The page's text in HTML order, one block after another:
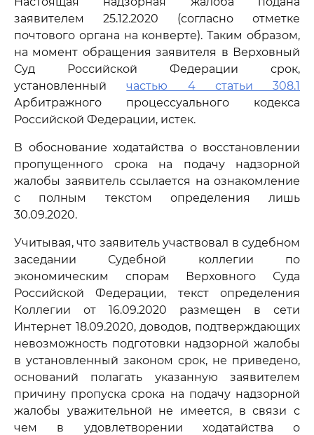
заявителем 25.12.2020 (согласно отметке
почтового органа на конверте). Таким образом,
на момент обращения заявителя в Верховный
Суд Российской Федерации срок,
установленныйчастью 4 статьи 308.1
Арбитражного процессуального кодекса
Российской Федерации, истек.
В обоснование ходатайства о восстановлении
пропущенного срока на подачу надзорной
жалобы заявитель ссылается на ознакомление
с полным текстом определения лишь
30.09.2020.
Учитывая, что заявитель участвовал в судебном
заседании Судебной коллегии по
экономическим спорам Верховного Суда
Российской Федерации, текст определения
Коллегии от 16.09.2020 размещен в сети
Интернет 18.09.2020, доводов, подтверждающих
невозможность подготовки надзорной жалобы
в установленный законом срок, не приведено,
оснований полагать указанную заявителем
причину пропуска срока на подачу надзорной
жалобы уважительной не имеется, в связи с
чем в удовлетворении ходатайства о